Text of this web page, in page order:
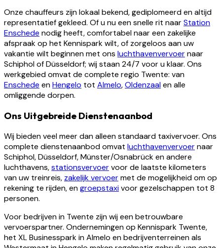
Onze chauffeurs zijn lokaal bekend, gediplomeerd en altijd
representatief gekleed. Of u nu een snelle rit naarStation
Enschede nodig heeft, comfortabel naar een zakelijke
afspraak op het Kennispark wilt, of zorgeloos aan uw
vakantie wilt beginnen met ons luchthavenvervoernaar
Schiphol of Düsseldorf; wij staan 24/7 voor u klaar. Ons
werkgebied omvat de complete regio Twente: van
Enschede enHengelo tot Almelo,Oldenzaalen alle
omliggende dorpen.
Ons Uitgebreide Dienstenaanbod
Wij bieden veel meer dan alleen standaard taxivervoer. Ons
complete dienstenaanbod omvat luchthavenvervoernaar
Schiphol, Düsseldorf, Münster/Osnabrück en andere
luchthavens,stationsvervoervoor de laatste kilometers
van uw treinreis, zakelijk vervoermet de mogelijkheid om op
rekening te rijden, engroepstaxivoor gezelschappen tot 8
personen.
Voor bedrijven in Twente zijn wij een betrouwbare
vervoerspartner. Ondernemingen op Kennispark Twente,
het XL Businesspark in Almelo en bedrijventerreinen als